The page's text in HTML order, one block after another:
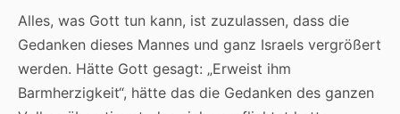
Alles, was Gott tun kann, ist zuzulassen, dass die
Gedanken dieses Mannes und ganz Israels vergrößert
werden. Hätte Gott gesagt: „Erweist ihm
Barmherzigkeit“, hätte das die Gedanken des ganzen